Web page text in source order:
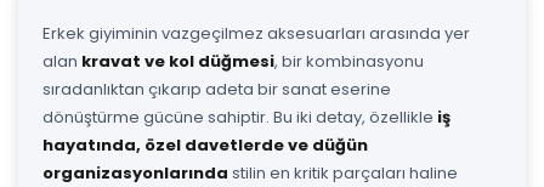
Erkek giyiminin vazgeçilmez aksesuarları arasında yer
alan kravat ve kol düğmesi, bir kombinasyonu
sıradanlıktan çıkarıp adeta bir sanat eserine
dönüştürme gücüne sahiptir. Bu iki detay, özellikle iş
hayatında, özel davetlerde ve düğün
organizasyonlarında stilin en kritik parçaları haline